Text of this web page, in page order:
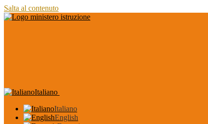
Salta al contenuto
Italiano
Italiano
English